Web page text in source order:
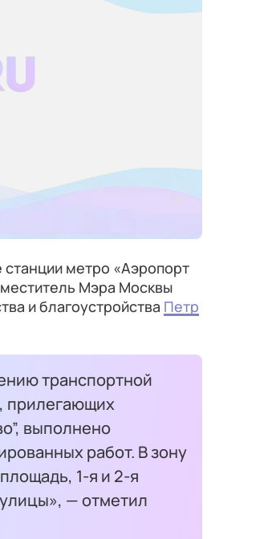
станции метро «Аэропорт
Мэра Москвы
и благоустройства Петр
транспортной
прилегающих
выполнено
работ. В зону
1-я и 2-я
— отметил